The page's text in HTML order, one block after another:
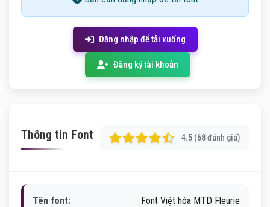
Đăng nhập để tải xuống
Đăng ký tài khoản
Thông tin Font 4.5 (68 đánh giá)
Tên font:
Font Việt hóa MTD Fleurie